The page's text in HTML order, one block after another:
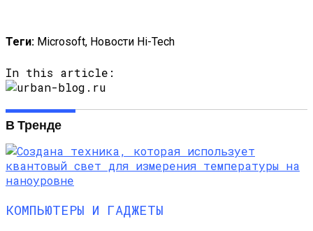
Теги: Microsoft, Новости Hi-Tech
In this article:
В Тренде
КОМПЬЮТЕРЫ И ГАДЖЕТЫ